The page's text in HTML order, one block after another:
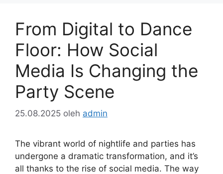
From Digital to Dance
Floor: How Social
Media Is Changing the
Party Scene
25.08.2025 oleh admin
The vibrant world of nightlife and parties has
undergone a dramatic transformation, and it’s
all thanks to the rise of social media. The way